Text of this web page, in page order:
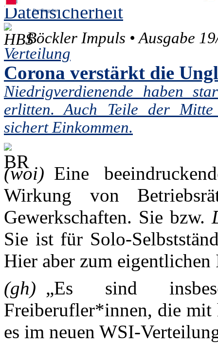
Der Ratgeber
Datensicherheit
Böckler Impuls • Ausgabe
Verteilung
Corona verstärkt die
Niedrigverdienende haben
erlitten. Auch Teile der Mitte
sichert Einkommen.
(woi) Eine
Wirkung von
Gewerkschaften. Sie bzw.
Sie ist für Solo-
Hier aber zum
(gh) „Es sind
Freiberufler*innen, die mit
es im neuen WSI-